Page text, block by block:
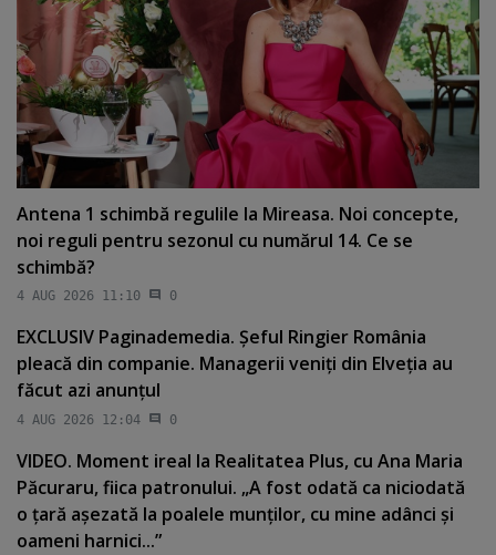
Antena 1 schimbă regulile la Mireasa. Noi concepte,
noi reguli pentru sezonul cu numărul 14. Ce se
schimbă?
4 AUG 2026 11:10 0
EXCLUSIV Paginademedia. Şeful Ringier România
pleacă din companie. Managerii veniţi din Elveţia au
făcut azi anunţul
4 AUG 2026 12:04 0
VIDEO. Moment ireal la Realitatea Plus, cu Ana Maria
Păcuraru, fiica patronului. „A fost odată ca niciodată
o ţară aşezată la poalele munţilor, cu mine adânci şi
oameni harnici...”